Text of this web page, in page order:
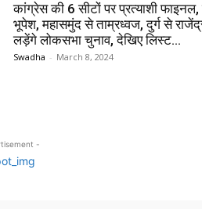
कांग्रेस की 6 सीटों पर प्रत्याशी फाइनल,
भूपेश, महासमुंद से ताम्रध्वज, दुर्ग से
लड़ेंगे लोकसभा चुनाव, देखिए लिस्ट…
Swadha - March 8, 2024
-